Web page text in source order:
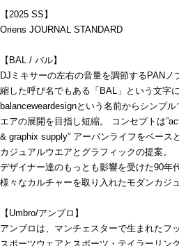
【2025 SS】
Oriens JOURNAL STANDARD
【BAL / バル】
DJミキサーの左右の音量を調節するPAN
縮した呼び名でもある「BAL」という文字
balanceweardesignという名前からシンプ
エアの展開を目指し短縮。 コンセプトは
& graphix supply” アーバンライフをベース
カジュアルウエアとグラフィックの提案。
デザイナー達のもっとも影響を受けた90年
様々なカルチャーを取り入れたモダンカジ
【Umbro/アンブロ】
アンブロは、マンチェスターで生まれたフ
スポーツウェアとスポーツ・テイラーリン